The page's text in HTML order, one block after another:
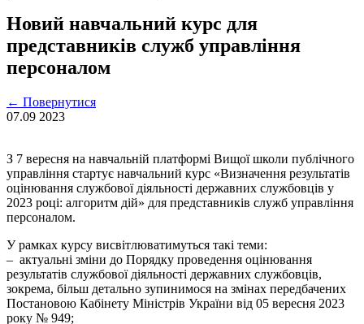
Новий навчальний курс для
представників служб управління
персоналом
← Повернутися
07.09 2023
З 7 вересня на навчальній платформі Вищої школи публічного
управління стартує навчальний курс «Визначення результатів
оцінювання службової діяльності державних службовців у
2023 році: алгоритм дій» для представників служб управління
персоналом.
У рамках курсу висвітлюватимуться такі теми:
– актуальні зміни до Порядку проведення оцінювання
результатів службової діяльності державних службовців,
зокрема, більш детально зупинимося на змінах передбачених
Постановою Кабінету Міністрів України від 05 вересня 2023
року № 949;